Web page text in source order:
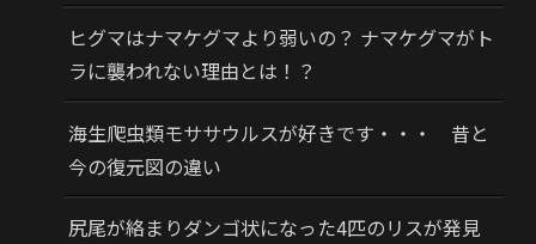
ヒグマはナマケグマより弱いの？ ナマケグマがト
ラに襲われない理由とは！？
海生爬虫類モササウルスが好きです・・・ 昔と
今の復元図の違い
尻尾が絡まりダンゴ状になった4匹のリスが発見